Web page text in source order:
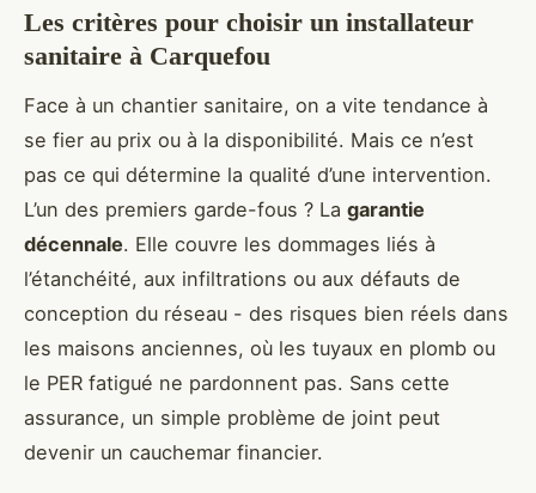
Les critères pour choisir un installateur
sanitaire à Carquefou
Face à un chantier sanitaire, on a vite tendance à
se fier au prix ou à la disponibilité. Mais ce n’est
pas ce qui détermine la qualité d’une intervention.
L’un des premiers garde-fous ? La garantie
décennale. Elle couvre les dommages liés à
l’étanchéité, aux infiltrations ou aux défauts de
conception du réseau - des risques bien réels dans
les maisons anciennes, où les tuyaux en plomb ou
le PER fatigué ne pardonnent pas. Sans cette
assurance, un simple problème de joint peut
devenir un cauchemar financier.